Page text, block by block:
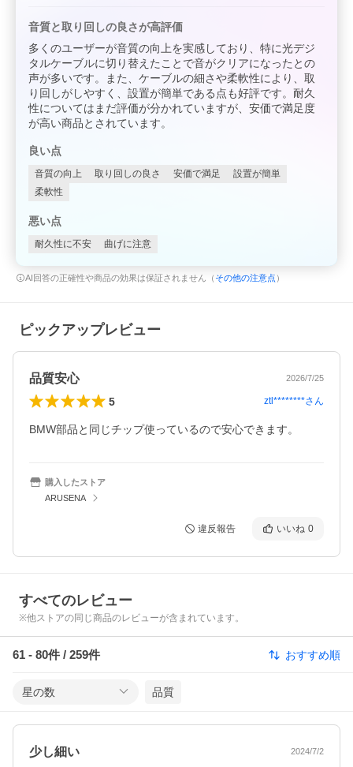
音質と取り回しの良さが高評価
多くのユーザーが音質の向上を実感しており、特に光デジ
タルケーブルに切り替えたことで音がクリアになったとの
声が多いです。また、ケーブルの細さや柔軟性により、取
り回しがしやすく、設置が簡単である点も好評です。耐久
性についてはまだ評価が分かれていますが、安価で満足度
が高い商品とされています。
良い点
音質の向上 取り回しの良さ 安価で満足
設置が簡単
柔軟性
悪い点
耐久性に不安 曲げに注意
AI回答の正確性や商品の効果は保証されません（ その他の注意点 ）
ピックアップレビュー
品質安心 2026/7/25
5 ztl********さん
BMW部品と同じチップ使っているので安心できます。
購入したストア
ARUSENA
違反報告 いいね 0
すべてのレビュー
※他ストアの同じ商品のレビューが含まれています。
61 - 80件 / 259件 おすすめ順
星の数 品質
少し細い 2024/7/2